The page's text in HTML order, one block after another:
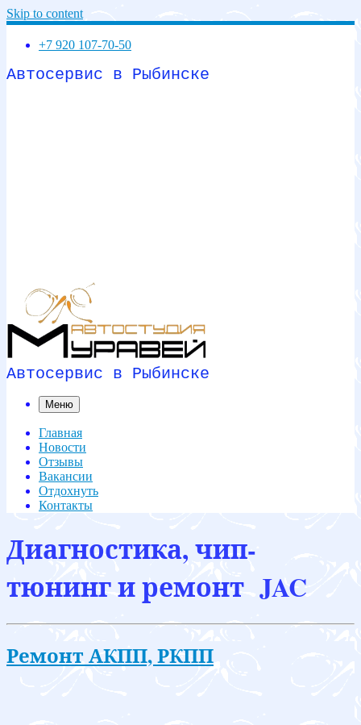
Skip to content
+7 920 107-70-50
Автосервис в Рыбинске
Автосервис в Рыбинске
Меню
Главная
Новости
Отзывы
Вакансии
Отдохнуть
Контакты
Диагностика, чип-
тюнинг и ремонт JAC
Ремонт АКПП, РКПП